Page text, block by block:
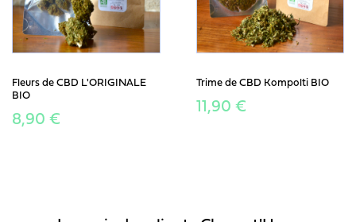
Fleurs de CBD L'ORIGINALE
BIO
8,90 €
Trime de CBD Kompolti BIO
11,90 €